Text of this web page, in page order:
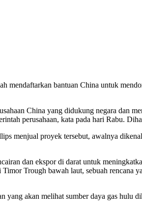
mendaftarkan bantuan China untuk
China yang didukung negara dan
perusahaan, kata pada hari Rabu.
menjual proyek tersebut, awalnya
dan ekspor di darat untuk
Trough bawah laut, sebuah rencana
yang akan melihat sumber daya gas hulu